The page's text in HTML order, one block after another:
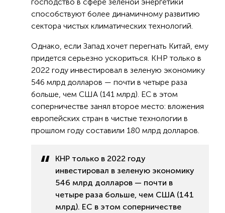
способствуют более динамичному развитию
сектора чистых климатических технологий.
Однако, если Запад хочет перегнать Китай, ему
придется серьезно ускориться. КНР только в
2022 году инвестировал в зеленую экономику
546 млрд долларов — почти в четыре раза
больше, чем США (141 млрд). ЕС в этом
соперничестве занял второе место: вложения
европейских стран в чистые технологии в
прошлом году составили 180 млрд долларов.
КНР только в 2022 году
инвестировал в зеленую экономику
546 млрд долларов — почти в
четыре раза больше, чем США (141
млрд). ЕС в этом соперничестве